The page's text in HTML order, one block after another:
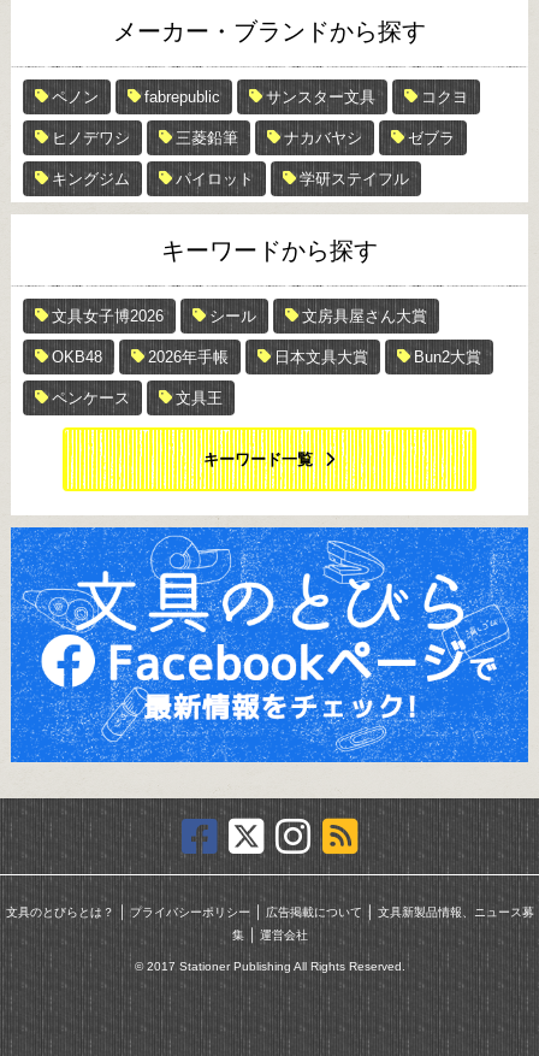
メーカー・ブランドから探す
ペノン fabrepublic サンスター文具 コクヨ
ヒノデワシ 三菱鉛筆 ナカバヤシ ゼブラ
キングジム パイロット 学研ステイフル
キーワードから探す
文具女子博2026 シール 文房具屋さん大賞
OKB48 2026年手帳 日本文具大賞 Bun2大賞
ペンケース 文具王
キーワード一覧
文具のとびらとは？ ｜ プライバシーポリシー｜ 広告掲載について ｜ 文具新製品情報、ニュース募
集｜ 運営会社
© 2017 Stationer Publishing All Rights Reserved.